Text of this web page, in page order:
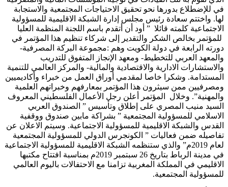
في للإضطلاع بدورها نحو تحقيق الاحتياجات المجتمعية والاستجابة
لها. واختتم سعادة رئيس مجلس إدارة الشبكة الاقليمية للمسؤولية
الاجتماعية كلمته قائلا ” أود أن أتقدم باسم اللجنة المنظمة العليا
للمؤتمر بخالص الشكر والتقدير إلى شركاء تنظيم هذا المؤتمر في
دورته الرابعة في دولة الكويت وهم :مجموعة البركة المصرفية-
والمعهد العربي للتخطيط- ومعهد الإنجاز المتفوق للتدريب
والاستشارات الادارية والاقتصادية والمالية- والمركز العالمي للتنمية
المستدامة. وشكرا خاصا لمقدمي أوراق العمل من خبراء وأكاديميين
ومصرفيين ممن سيثرون هذا المؤتمر بمعارفهم وخبراتهم العلمية
والمهنية”. وخلال المؤتمر أعلن رجل الأعمال الفلسطيني المعروف
السيد منيب المصري على إطلاق وتأسيس ” الصندوق العربي
الاسلامي للمسؤولية المجتمعية ” بشراكة مابين صندوق ووقفية
القدس والشبكة الاقليمية للمسؤولية الاجتماعية. وسيتم الاعلان عن
تفاصيله ضمن فعاليات ” الكونجرس الدولي للمسؤولية المجتمعية
لعام 2019م” والذي ستنظمه الشبكة الاقليمية للمسؤولية الاجتماعية
في مدينة الرباط بتاريخ 26 سبتمبر 2019م بمناسبة افتتاح مكتبها
الاقليمي في المملكة المغربية تزامنا مع الاحتفالات باليوم العالمي
للمسؤولية المجتمعية.